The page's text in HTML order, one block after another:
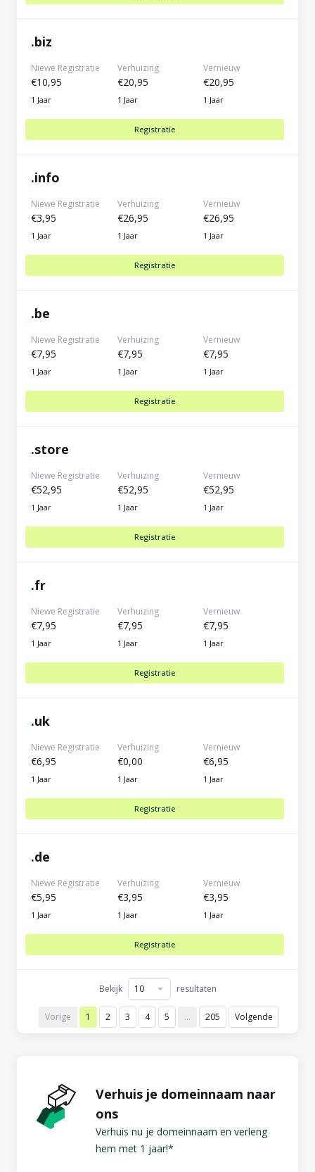
.biz
Niewe Registratie
€10,95
1 Jaar
Verhuizing
€20,95
1 Jaar
Vernieuw
€20,95
1 Jaar
Registratie
.info
Niewe Registratie
€3,95
1 Jaar
Verhuizing
€26,95
1 Jaar
Vernieuw
€26,95
1 Jaar
Registratie
.be
Niewe Registratie
€7,95
1 Jaar
Verhuizing
€7,95
1 Jaar
Vernieuw
€7,95
1 Jaar
Registratie
.store
Niewe Registratie
€52,95
1 Jaar
Verhuizing
€52,95
1 Jaar
Vernieuw
€52,95
1 Jaar
Registratie
.fr
Niewe Registratie
€7,95
1 Jaar
Verhuizing
€7,95
1 Jaar
Vernieuw
€7,95
1 Jaar
Registratie
.uk
Niewe Registratie
€6,95
1 Jaar
Verhuizing
€0,00
1 Jaar
Vernieuw
€6,95
1 Jaar
Registratie
.de
Niewe Registratie
€5,95
1 Jaar
Verhuizing
€3,95
1 Jaar
Vernieuw
€3,95
1 Jaar
Registratie
Vorige 1 2 3 4 5 … 205 Volgende
Bekijk resultaten
Verhuis je domeinnaam naar
ons
Verhuis nu je domeinnaam en verleng
hem met 1 jaar!*